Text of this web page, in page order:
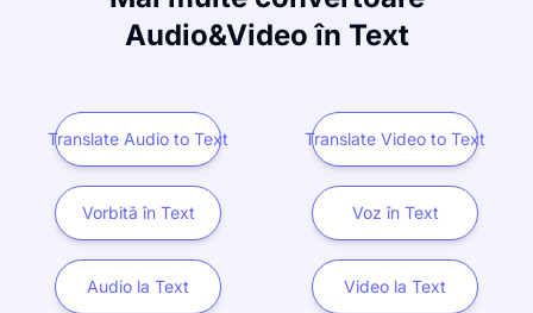
Audio&Video în Text
Translate Audio to Text Translate Video to Text
Vorbită în Text Voz în Text
Audio la Text Video la Text